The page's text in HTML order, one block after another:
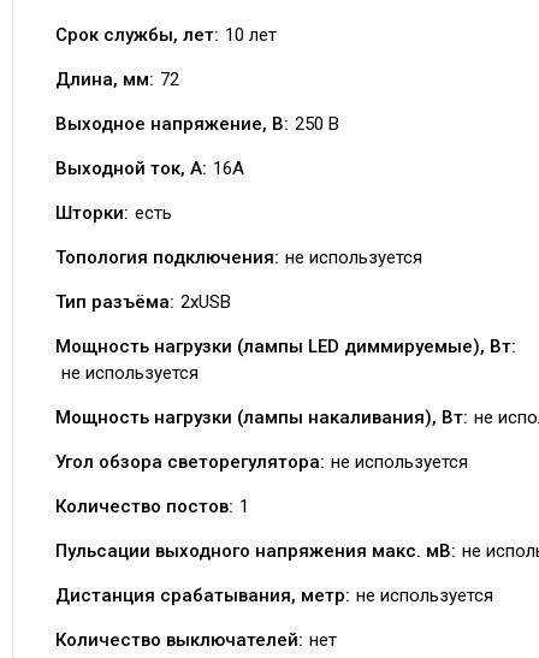
Срок службы, лет: 10 лет
Длина, мм: 72
Выходное напряжение, В: 250 В
Выходной ток, А: 16А
Шторки: есть
Топология подключения: не используется
Тип разъёма: 2xUSB
Мощность нагрузки (лампы LED диммируемые), Вт:
не используется
Мощность нагрузки (лампы накаливания), Вт: не
Угол обзора светорегулятора: не используется
Количество постов: 1
Пульсации выходного напряжения макс. мВ: не
Дистанция срабатывания, метр: не используется
Количество выключателей: нет